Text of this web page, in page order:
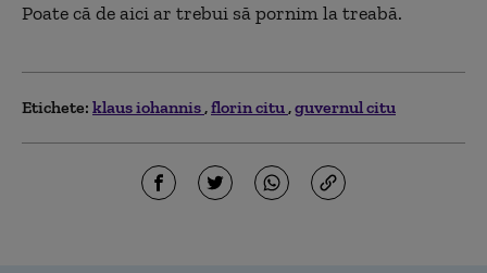
Poate că de aici ar trebui să pornim la treabă.
Etichete: klaus iohannis florin citu guvernul citu